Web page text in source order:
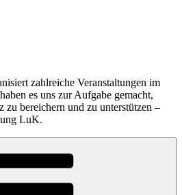
zahlreiche Veranstaltungen im
es uns zur Aufgabe gemacht,
bereichern und zu unterstützen –
LuK.